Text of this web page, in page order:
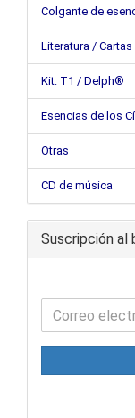
Colgante de
Literatura /
Kit: T1 / Delph®
Esencias de los
Otras
CD de música
Suscripción al